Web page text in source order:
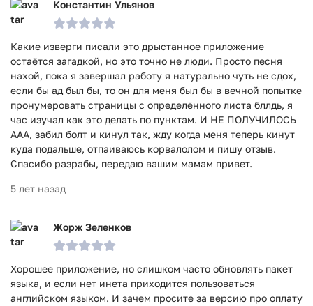
Константин Ульянов
Какие изверги писали это дрыстанное приложение
остаётся загадкой, но это точно не люди. Просто песня
нахой, пока я завершал работу я натурально чуть не сдох,
если бы ад был бы, то он для меня был бы в вечной попытке
пронумеровать страницы с определённого листа бллдь, я
час изучал как это делать по пунктам. И НЕ ПОЛУЧИЛОСЬ
ААА, забил болт и кинул так, жду когда меня теперь кинут
куда подальше, отпаиваюсь корвалолом и пишу отзыв.
Спасибо разрабы, передаю вашим мамам привет.
5 лет назад
Жорж Зеленков
Хорошее приложение, но слишком часто обновлять пакет
языка, и если нет инета приходится пользоваться
английском языком. И зачем просите за версию про оплату